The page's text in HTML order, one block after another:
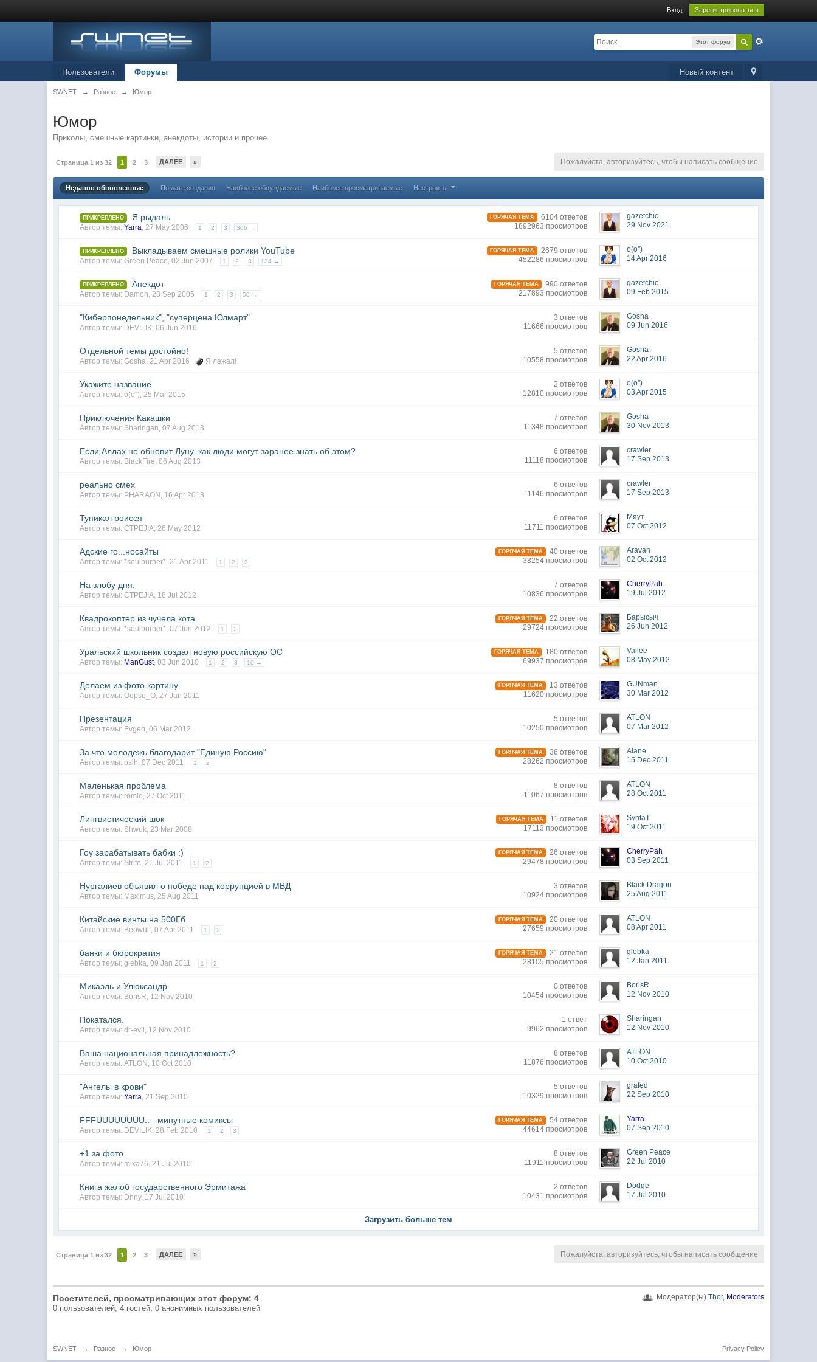
Вход Зарегистрироваться
Этот форум
Новый контент
Пользователи Форумы
SWNET → Разное → Юмор
Юмор
Приколы, смешные картинки, анекдоты, истории и прочее.
Страница 1 из 32 1 2 3 ДАЛЕЕ » Пожалуйста, авторизуйтесь, чтобы написать сообщение
Недавно обновленные По дате создания Наиболее обсуждаемые Наиболее просматриваемые Настроить
ПРИКРЕПЛЕНО Я рыдаль.
Автор темы:Yarra,27 May 2006 1 2 3 306 →
ГОРЯЧАЯ ТЕМА
6104 ответов
1892963 просмотров
gazetchic
29 Nov 2021
ПРИКРЕПЛЕНО Выкладываем смешные ролики YouTube
Автор темы:Green Peace,02 Jun 2007 1 2 3 134 →
ГОРЯЧАЯ ТЕМА
2679 ответов
452286 просмотров
o(o'')
14 Apr 2016
ПРИКРЕПЛЕНО Анекдот
Автор темы: Damon,23 Sep 2005 1 2 3 50 →
ГОРЯЧАЯ ТЕМА
990 ответов
217893 просмотров
gazetchic
09 Feb 2015
"Киберпонедельник", "суперцена Юлмарт"
Автор темы: DEVILIK,06 Jun 2016
3 ответов
11666 просмотров
Gosha
09 Jun 2016
Отдельной темы достойно!
Автор темы:Gosha,21 Apr 2016 Я лежал!
5 ответов
10558 просмотров
Gosha
22 Apr 2016
Укажите название
Автор темы:o(o''),25 Mar 2015
2 ответов
12810 просмотров
o(o'')
03 Apr 2015
Приключения Какашки
Автор темы: Sharingan,07 Aug 2013
7 ответов
11348 просмотров
Gosha
30 Nov 2013
Если Аллах не обновит Луну, как люди могут заранее знать об этом?
Автор темы: BlackFire,06 Aug 2013
6 ответов
11118 просмотров
crawler
17 Sep 2013
реально смех
Автор темы: PHARAON , 16 Apr 2013
6 ответов
11146 просмотров
crawler
17 Sep 2013
Тупикал роисся
Автор темы:CTPEJIA,26 May 2012
6 ответов
11711 просмотров
Мяут
07 Oct 2012
Адские го...носайты
Автор темы:*soulburner*,21 Apr 2011 1 2 3
ГОРЯЧАЯ ТЕМА
40 ответов
38254 просмотров
Aravan
02 Oct 2012
На злобу дня.
Автор темы:CTPEJIA, 18 Jul 2012
7 ответов
10836 просмотров
CherryPah
19 Jul 2012
Квадрокоптер из чучела кота
Автор темы:*soulburner*,07 Jun 2012 1 2
ГОРЯЧАЯ ТЕМА
22 ответов
29724 просмотров
Барысыч
26 Jun 2012
Уральский школьник создал новую российскую ОС
Автор темы: ManGust,03 Jun 2010 1 2 3 10 →
ГОРЯЧАЯ ТЕМА
180 ответов
69937 просмотров
Vallee
08 May 2012
Делаем из фото картину
Автор темы:Oopso_O,27 Jan 2011
ГОРЯЧАЯ ТЕМА
13 ответов
11620 просмотров
GUNman
30 Mar 2012
Презентация
Автор темы: Evgen,06 Mar 2012
5 ответов
10250 просмотров
ATLON
07 Mar 2012
За что молодежь благодарит "Единую Россию"
Автор темы: psih,07 Dec 2011 1 2
ГОРЯЧАЯ ТЕМА
36 ответов
28262 просмотров
Alane
15 Dec 2011
Маленькая проблема
Автор темы: romlo,27 Oct 2011
8 ответов
11067 просмотров
ATLON
28 Oct 2011
Лингвистический шок
Автор темы: Shwuk,23 Mar 2008
ГОРЯЧАЯ ТЕМА
11 ответов
17113 просмотров
SyntaT
19 Oct 2011
Гоу зарабатывать бабки :)
Автор темы: Strife,21 Jul 2011 1 2
ГОРЯЧАЯ ТЕМА
26 ответов
29478 просмотров
CherryPah
03 Sep 2011
Нургалиев объявил о победе над коррупцией в МВД
Автор темы: Maximus,25 Aug 2011
3 ответов
10924 просмотров
Black Dragon
25 Aug 2011
Китайские винты на 500Гб
Автор темы: Beowulf,07 Apr 2011 1 2
ГОРЯЧАЯ ТЕМА
20 ответов
27659 просмотров
ATLON
08 Apr 2011
банки и бюрократия
Автор темы:glebka,09 Jan 2011 1 2
ГОРЯЧАЯ ТЕМА
21 ответов
28105 просмотров
glebka
12 Jan 2011
Микаэль и Улюксандр
Автор темы: BorisR, 12 Nov 2010
0 ответов
10454 просмотров
BorisR
12 Nov 2010
Покатался.
Автор темы:dr-evil , 12 Nov 2010
1 ответ
9962 просмотров
Sharingan
12 Nov 2010
Ваша национальная принадлежность?
Автор темы:ATLON , 10 Oct 2010
8 ответов
11876 просмотров
ATLON
10 Oct 2010
"Ангелы в крови"
Автор темы:Yarra,21 Sep 2010
5 ответов
10329 просмотров
grafed
22 Sep 2010
FFFUUUUUUUU.. - минутные комиксы
Автор темы: DEVILIK,28 Feb 2010 1 2 3
ГОРЯЧАЯ ТЕМА
54 ответов
44614 просмотров
Yarra
07 Sep 2010
+1 за фото
Автор темы: mixa76,21 Jul 2010
8 ответов
11911 просмотров
Green Peace
22 Jul 2010
Книга жалоб государственного Эрмитажа
Автор темы: Dnny, 17 Jul 2010
2 ответов
10431 просмотров
Dodge
17 Jul 2010
Загрузить больше тем
Страница 1 из 32 1 2 3 ДАЛЕЕ » Пожалуйста, авторизуйтесь, чтобы написать сообщение
Модератор(ы) Thor, Moderators
Посетителей, просматривающих этот форум: 4
0 пользователей, 4 гостей, 0 анонимных пользователей
SWNET → Разное → Юмор Privacy Policy